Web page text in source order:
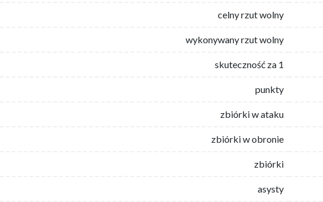
celny rzut wolny
wykonywany rzut wolny
skuteczność za 1
punkty
zbiórki w ataku
zbiórki w obronie
zbiórki
asysty